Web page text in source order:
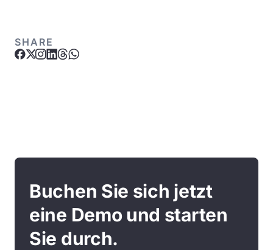
SHARE
Buchen Sie sich jetzt
eine Demo und starten
Sie durch.